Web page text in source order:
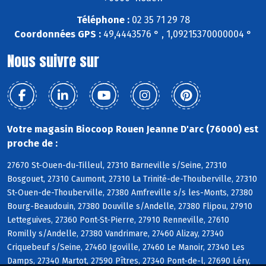
Téléphone :02 35 71 29 78
Coordonnées GPS : 49,4443576 ° , 1,09215370000004 °
Nous suivre sur
Votre magasin Biocoop Rouen Jeanne D'arc (76000) est
proche de :
27670 St-Ouen-du-Tilleul, 27310 Barneville s/Seine, 27310
Bosgouet, 27310 Caumont, 27310 La Trinité-de-Thouberville, 27310
St-Ouen-de-Thouberville, 27380 Amfreville s/s les-Monts, 27380
Bourg-Beaudouin, 27380 Douville s/Andelle, 27380 Flipou, 27910
Letteguives, 27360 Pont-St-Pierre, 27910 Renneville, 27610
Romilly s/Andelle, 27380 Vandrimare, 27460 Alizay, 27340
Criquebeuf s/Seine, 27460 Igoville, 27460 Le Manoir, 27340 Les
Damps, 27340 Martot, 27590 Pîtres, 27340 Pont-de-l, 27690 Léry,